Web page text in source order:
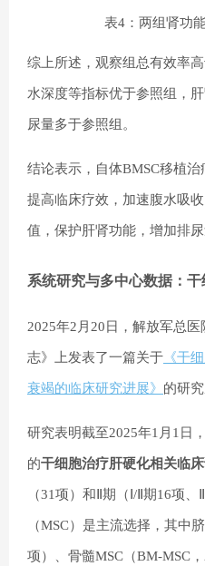
表4：两组肾功
综上所述，观察组总有效率
水深度等指标优于参照组，
尿量多于参照组。
结论表示，自体BMSC移植
提高临床疗效，加速腹水吸
值，保护肝肾功能，增加排尿
系统研究与多中心数据：
2025年2月20日，解放军总
志》上发表了一篇关于 《干
衰竭的临床研究进展》 的研究
研究表明截至2025年1月1日
的干细胞治疗肝硬化相关临
（31项）和Ⅱ期（Ⅰ/Ⅱ期16项
（MSC）是主流选择，其中
项）、骨髓MSC（BM-MSC